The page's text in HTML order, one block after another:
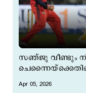
സഞ്ജു വീണ്ടും
Apr 05, 2026